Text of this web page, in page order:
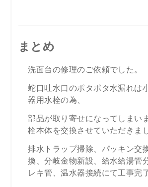
まとめ
洗面台の修理のご依頼でした。
蛇口吐水口のポタポタ水漏れは
器用水栓の為、
部品が取り寄せになってしまい
栓本体を交換させていただきま
排水トラップ掃除、パッキン交
換、分岐金物新設、給水給湯管
レキ管、温水器接続にて工事完